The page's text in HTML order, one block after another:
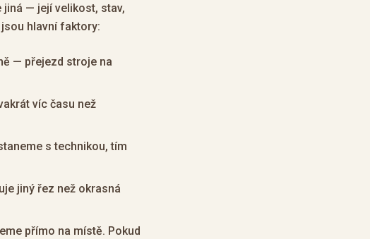
jiná — její velikost, stav,
hlavní faktory:
— přejezd stroje na
víc času než
s technikou, tím
jiný řez než okrasná
přímo na místě. Pokud